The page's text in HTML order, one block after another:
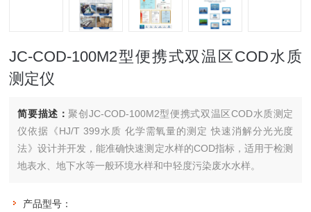
JC-COD-100M2型便携式双温区COD水质
测定仪
简要描述：聚创JC-COD-100M2型便携式双温区COD水质测定
仪依据《HJ/T 399水质 化学需氧量的测定 快速消解分光光度
法》设计并开发，能准确快速测定水样的COD指标，适用于检测
地表水、地下水等一般环境水样和中轻度污染废水水样。
产品型号：